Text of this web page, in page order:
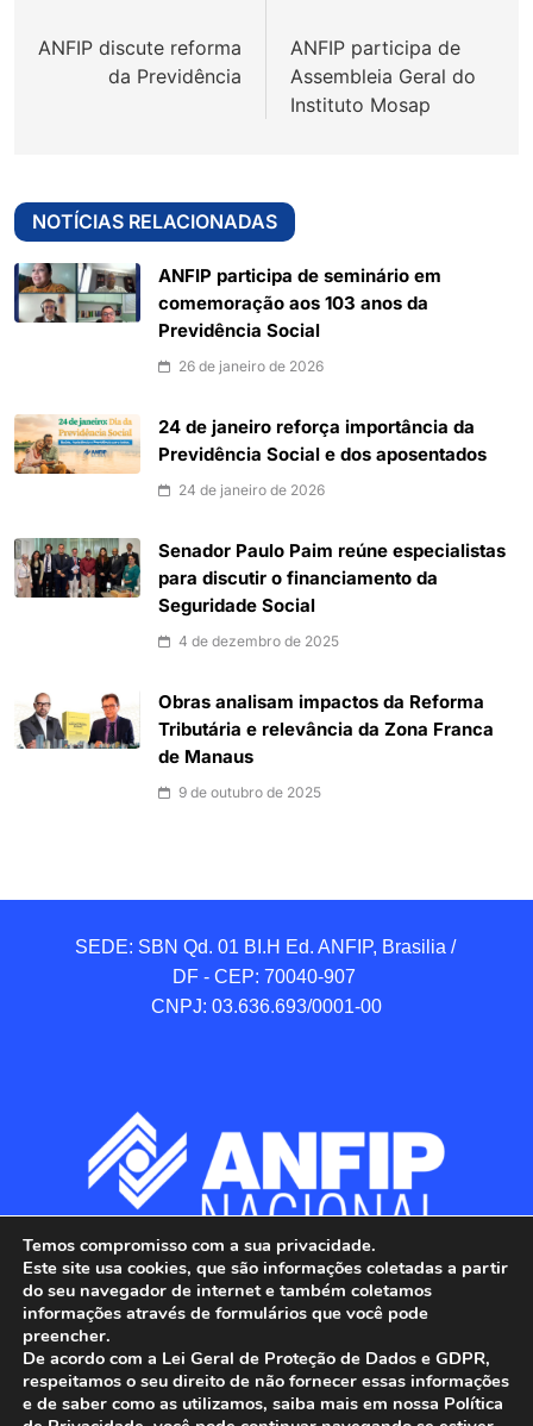
Post
ANFIP discute reforma
da Previdência
ANFIP participa de
Assembleia Geral do
Instituto Mosap
NOTÍCIAS RELACIONADAS
ANFIP participa de seminário em
comemoração aos 103 anos da
Previdência Social
26 de janeiro de 2026
24 de janeiro reforça importância da
Previdência Social e dos aposentados
24 de janeiro de 2026
Senador Paulo Paim reúne especialistas
para discutir o financiamento da
Seguridade Social
4 de dezembro de 2025
Obras analisam impactos da Reforma
Tributária e relevância da Zona Franca
de Manaus
9 de outubro de 2025
SEDE: SBN Qd. 01 BI.H Ed. ANFIP, Brasilia /
DF - CEP: 70040-907
CNPJ: 03.636.693/0001-00
Temos compromisso com a sua privacidade.
Este site usa cookies, que são informações coletadas a partir
do seu navegador de internet e também coletamos
informações através de formulários que você pode
preencher.
De acordo com a Lei Geral de Proteção de Dados e GDPR,
respeitamos o seu direito de não fornecer essas informações
e de saber como as utilizamos, saiba mais em nossa Política